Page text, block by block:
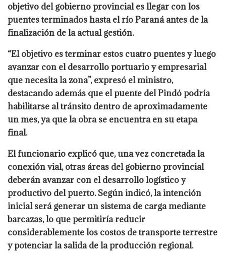
objetivo del gobierno provincial es llegar con los
puentes terminados hasta el río Paraná antes de la
finalización de la actual gestión.
“El objetivo es terminar estos cuatro puentes y luego
avanzar con el desarrollo portuario y empresarial
que necesita la zona”, expresó el ministro,
destacando además que el puente del Pindó podría
habilitarse al tránsito dentro de aproximadamente
un mes, ya que la obra se encuentra en su etapa
final.
El funcionario explicó que, una vez concretada la
conexión vial, otras áreas del gobierno provincial
deberán avanzar con el desarrollo logístico y
productivo del puerto. Según indicó, la intención
inicial será generar un sistema de carga mediante
barcazas, lo que permitiría reducir
considerablemente los costos de transporte terrestre
y potenciar la salida de la producción regional.